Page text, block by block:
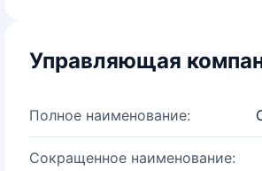
Управляющая
Полное наименование:
Сокращенное наименование: